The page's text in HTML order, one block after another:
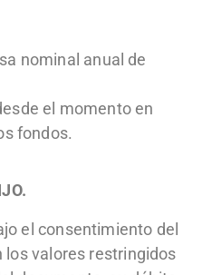
nominal anual de
el momento en
fondos.
el consentimiento del
los valores restringidos